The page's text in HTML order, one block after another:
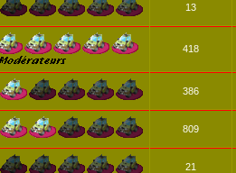
13
418
386
809
21